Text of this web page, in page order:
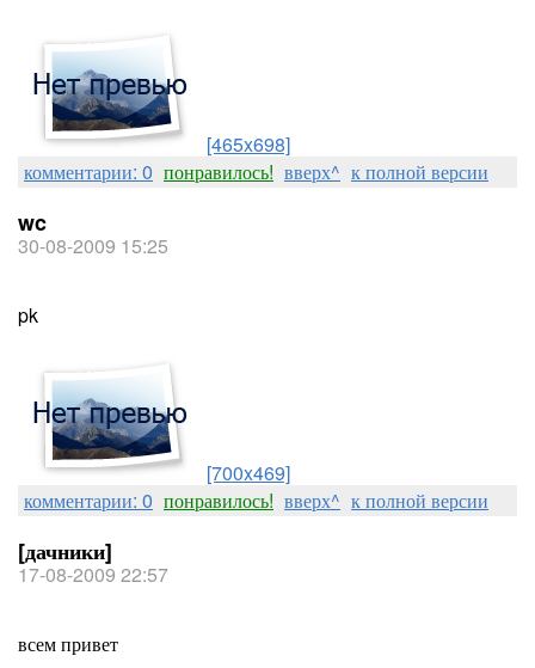
[465x698]
комментарии: 0 понравилось! вверх^ к полной версии
wc
30-08-2009 15:25
pk
[700x469]
комментарии: 0 понравилось! вверх^ к полной версии
[дачники]
17-08-2009 22:57
всем привет